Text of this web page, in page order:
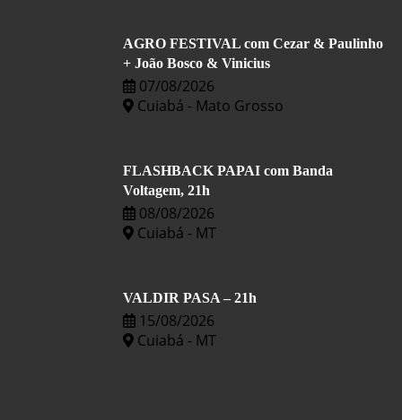
AGRO FESTIVAL com Cezar & Paulinho
+ João Bosco & Vinicius
07/08/2026
Cuiabá - Mato Grosso
FLASHBACK PAPAI com Banda
Voltagem, 21h
08/08/2026
Cuiabá - MT
VALDIR PASA – 21h
15/08/2026
Cuiabá - MT